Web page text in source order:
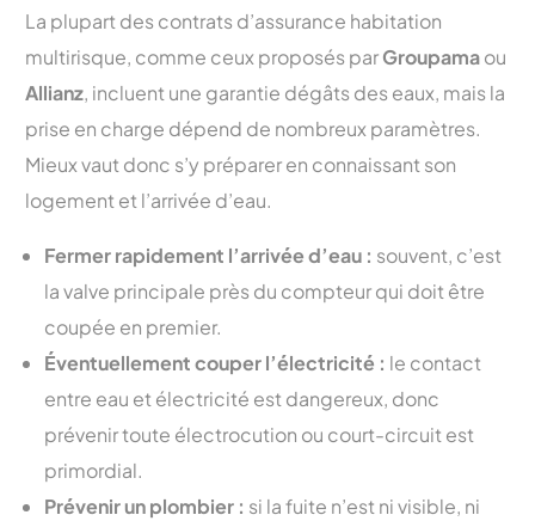
La plupart des contrats d’assurance habitation
multirisque, comme ceux proposés parGroupamaou
Allianz, incluent une garantie dégâts des eaux, mais la
prise en charge dépend de nombreux paramètres.
Mieux vaut donc s’y préparer en connaissant son
logement et l’arrivée d’eau.
Fermer rapidement l’arrivée d’eau : souvent, c’est
la valve principale près du compteur qui doit être
coupée en premier.
Éventuellement couper l’électricité : le contact
entre eau et électricité est dangereux, donc
prévenir toute électrocution ou court-circuit est
primordial.
Prévenir un plombier : si la fuite n’est ni visible, ni